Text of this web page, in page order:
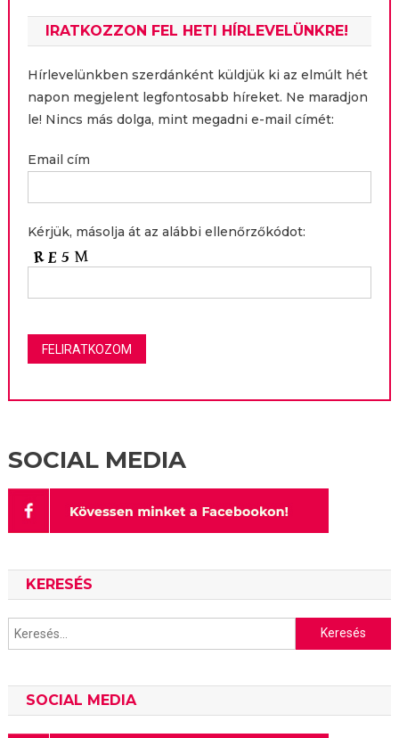
IRATKOZZON FEL HETI HÍRLEVELÜNKRE!
Hírlevelünkben szerdánként küldjük ki az elmúlt hét
napon megjelent legfontosabb híreket. Ne maradjon
le! Nincs más dolga, mint megadni e-mail címét:
Email cím
Kérjük, másolja át az alábbi ellenőrzőkódot:
SOCIAL MEDIA
KERESÉS
Keresés:
SOCIAL MEDIA